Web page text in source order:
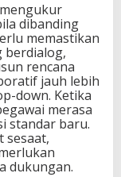
dibanding
memastikan
berdialog,
rencana
jauh lebih
down. Ketika
merasa
standar baru.
sesaat,
dukungan.